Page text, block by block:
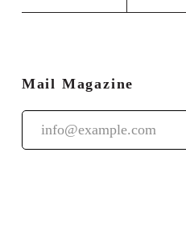
Mail Magazine